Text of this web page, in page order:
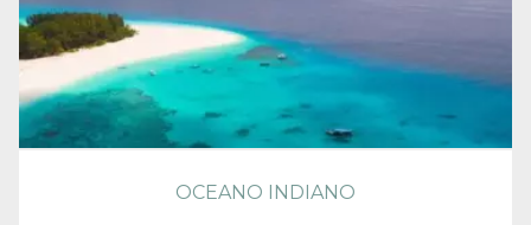
OCEANO INDIANO